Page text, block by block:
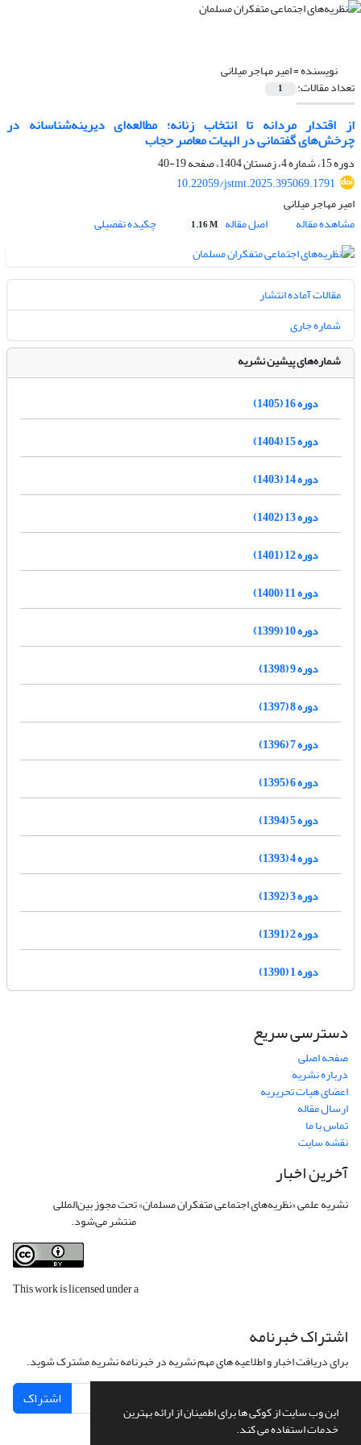
این وب سایت از کوکی ها برای اطمینان از ارائه بهترین
خدمات استفاده می کند.
نویسنده =امیر مهاجر میلانی
تعداد مقالات: 1
از اقتدار مردانه تا انتخاب زنانه؛ مطالعه‌ای دیرینه‌شناسانه در
چرخش‌های گفتمانی در الهیات معاصر حجاب
دوره 15، شماره 4، زمستان 1404، صفحه
19-40
10.22059/jstmt.2025.395069.1791
امیر مهاجر میلانی
مشاهده مقاله
اصل مقاله 1.16 M چکیده تفصیلی
مقالات آماده انتشار
شماره جاری
شماره‌های پیشین نشریه
دوره 16 (1405)
دوره 15 (1404)
دوره 14 (1403)
دوره 13 (1402)
دوره 12 (1401)
دوره 11 (1400)
دوره 10 (1399)
دوره 9 (1398)
دوره 8 (1397)
دوره 7 (1396)
دوره 6 (1395)
دوره 5 (1394)
دوره 4 (1393)
دوره 3 (1392)
دوره 2 (1391)
دوره 1 (1390)
دسترسی سریع
صفحه اصلی
درباره نشریه
اعضای هیات تحریریه
ارسال مقاله
تماس با ما
نقشه سایت
آخرین اخبار
نشریه علمی «نظریه‌های اجتماعی متفکران مسلمان» تحت مجوز بین‌المللی
منتشر می‌شود.
This work is licensed under a
اشتراک خبرنامه
برای دریافت اخبار و اطلاعیه های مهم نشریه در خبرنامه نشریه مشترک شوید.
اشتراک